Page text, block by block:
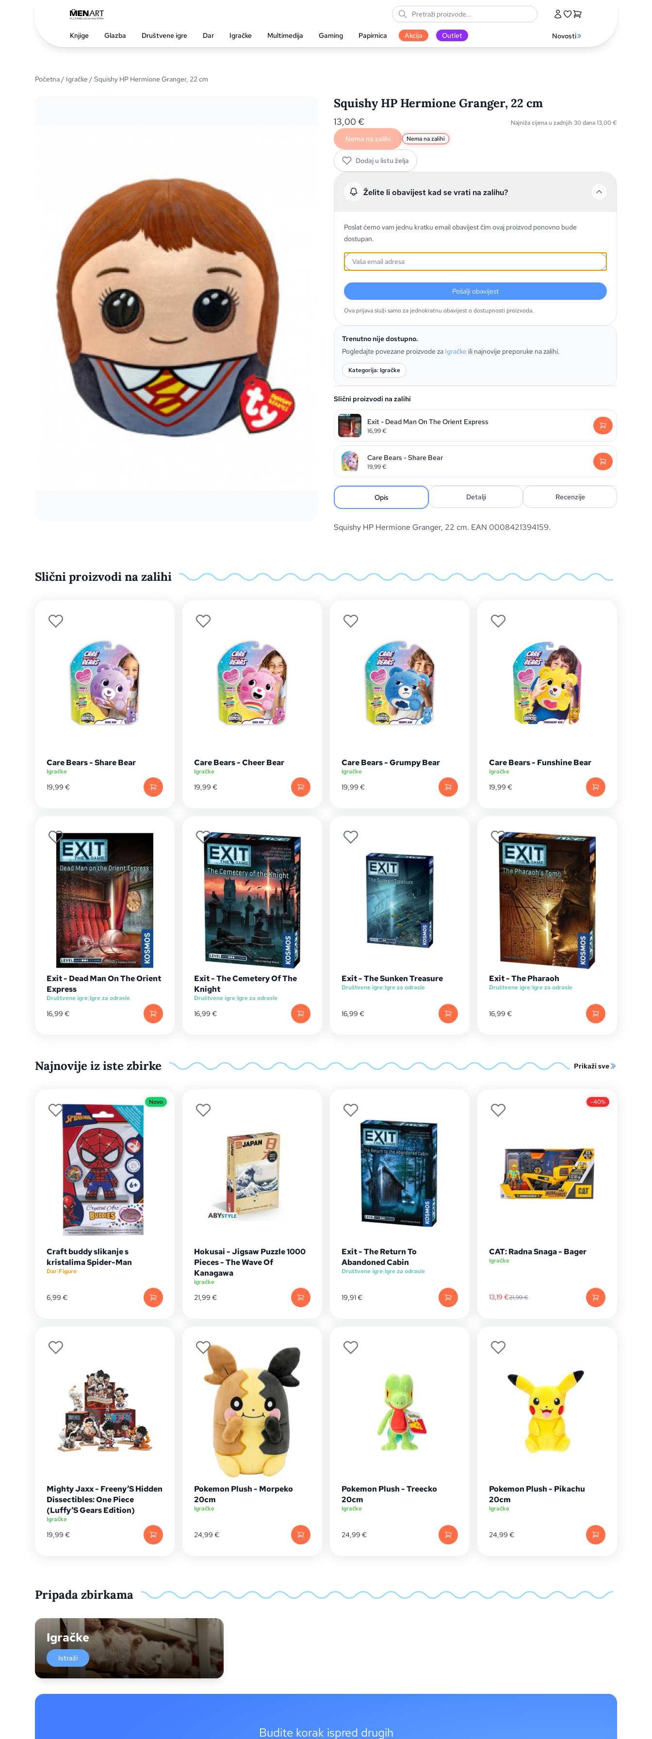
Knjige Glazba Društvene igre Dar Igračke Multimedija Gaming Papirnica Akcija Outlet Novosti
Početna/ Igračke / Squishy HP Hermione Granger, 22 cm
Squishy HP Hermione Granger, 22 cm
13,00 € Najniža cijena u zadnjih 30 dana13,00€
Nema na zalihi Nema na zalihi
Dodaj u listu želja
Želite li obavijest kad se vrati na zalihu?
Poslat ćemo vam jednu kratku email obavijest čim ovaj proizvod ponovno bude
dostupan.
Pošalji obavijest
Ova prijava služi samo za jednokratnu obavijest o dostupnosti proizvoda.
Trenutno nije dostupno.
Pogledajte povezane proizvode za Igračke ili najnovije preporuke na zalihi.
Kategorija: Igračke
Slični proizvodi na zalihi
Exit - Dead Man On The Orient Express
16,99€
Care Bears - Share Bear
19,99€
Opis Detalji Recenzije
Squishy HP Hermione Granger, 22 cm. EAN 0008421394159.
Slični proizvodi na zalihi
Care Bears - Share Bear
Igračke
19,99 €
Care Bears - Cheer Bear
Igračke
19,99 €
Care Bears - Grumpy Bear
Igračke
19,99 €
Care Bears - Funshine Bear
Igračke
19,99 €
Exit - Dead Man On The Orient
Express
Društvene igre|Igre za odrasle
16,99 €
Exit - The Cemetery Of The
Knight
Društvene igre|Igre za odrasle
16,99 €
Exit - The Sunken Treasure
Društvene igre|Igre za odrasle
16,99 €
Exit - The Pharaoh
Društvene igre|Igre za odrasle
16,99 €
Najnovije iz iste zbirke Prikaži sve
Novo
Craft buddy slikanje s
kristalima Spider-Man
Dar|Figure
6,99 €
Hokusai - Jigsaw Puzzle 1000
Pieces - The Wave Of
Kanagawa
Igračke
21,99 €
Exit - The Return To
Abandoned Cabin
Društvene igre|Igre za odrasle
19,91€
-40%
CAT: Radna Snaga - Bager
Igračke
13,19 €21,99€
Mighty Jaxx - Freeny’S Hidden
Dissectibles: One Piece
(Luffy’S Gears Edition)
Igračke
19,99 €
Pokemon Plush - Morpeko
20cm
Igračke
24,99 €
Pokemon Plush - Treecko
20cm
Igračke
24,99 €
Pokemon Plush - Pikachu
20cm
Igračke
24,99 €
Pripada zbirkama
Igračke
Istraži
Budite korak ispred drugih